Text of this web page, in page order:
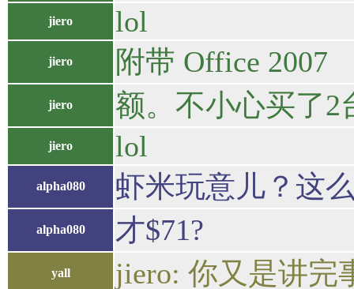
jiero lol
jiero 附带 Office 2007
jiero 额。不小心买了2
jiero lol
alpha080 虾米玩意儿？这
alpha080 才$71?
yall jiero: 你又是讲完